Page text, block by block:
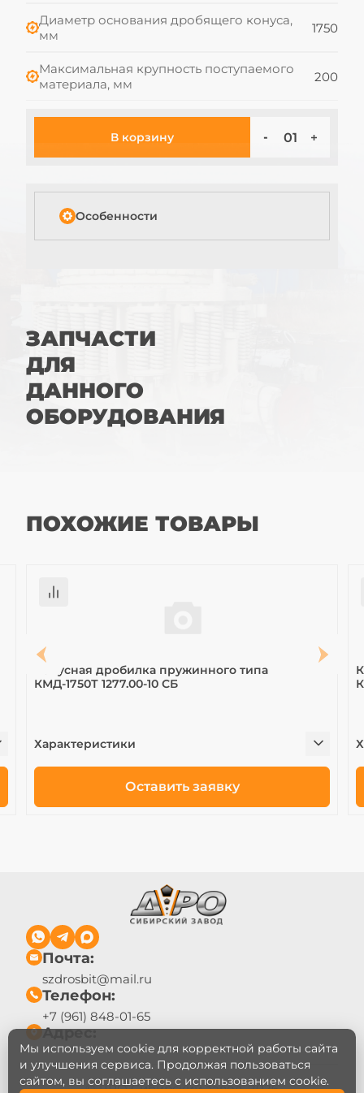
Диаметр основания дробящего конуса,
мм
1750
Максимальная крупность поступаемого
материала, мм
200
В корзину
Особенности
ЗАПЧАСТИ
ДЛЯ
ДАННОГО
ОБОРУДОВАНИЯ
ПОХОЖИЕ ТОВАРЫ
Конусная дробилка пружинного типа
КМД-1750Т 1277.00-10 СБ
Характеристики
Оставить заявку
Телефон:
+7 (961) 848-01-65
Почта:
szdrosbit@mail.ru
Адрес:
© ДРО Сибирский завод, 2026
Мы используем cookie для корректной работы сайта
и улучшения сервиса. Продолжая пользоваться
сайтом, вы соглашаетесь с использованием cookie.